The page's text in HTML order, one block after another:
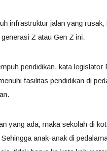
infrastruktur jalan yang rusak,
Z atau Gen Z ini.
pendidikan, kata legislator
fasilitas pendidikan di
yang ada, maka sekolah di
anak-anak di